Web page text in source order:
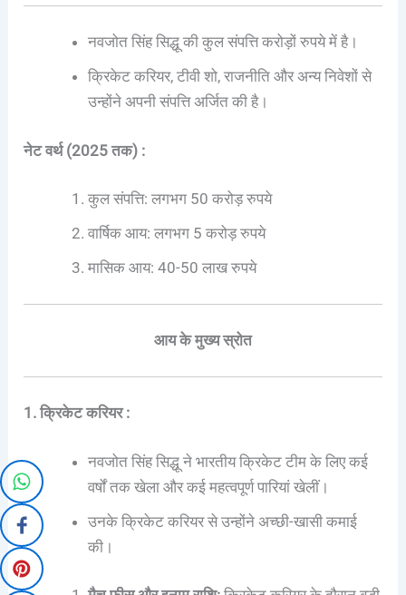
नवजोत सिंह सिद्धू की कुल संपत्ति करोड़ों रुपये में है।
क्रिकेट करियर, टीवी शो, राजनीति और अन्य निवेशों से
उन्होंने अपनी संपत्ति अर्जित की है।
नेट वर्थ (2025 तक) :
कुल संपत्ति: लगभग 50 करोड़ रुपये
वार्षिक आय: लगभग 5 करोड़ रुपये
मासिक आय: 40-50 लाख रुपये
आय के मुख्य स्रोत
1. क्रिकेट करियर :
नवजोत सिंह सिद्धू ने भारतीय क्रिकेट टीम के लिए कई
वर्षों तक खेला और कई महत्वपूर्ण पारियां खेलीं।
उनके क्रिकेट करियर से उन्होंने अच्छी-खासी कमाई
की।